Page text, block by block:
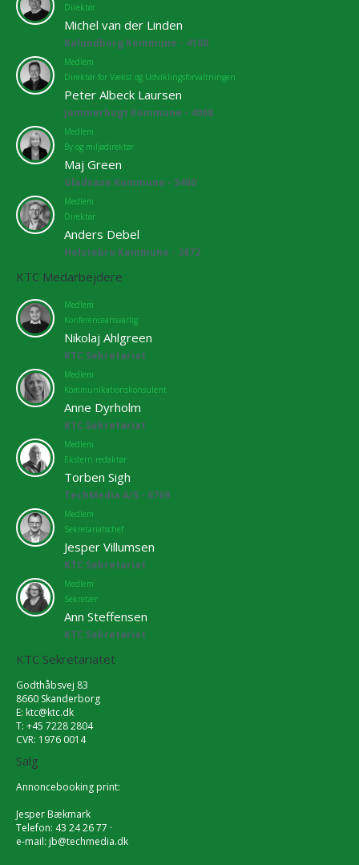
Direktør
Michel van der Linden
Kalundborg Kommune - 4108
Medlem
Direktør for Vækst og Udviklingsforvaltningen
Peter Albeck Laursen
Jammerbugt Kommune - 4068
Medlem
By og miljødirektør
Maj Green
Gladsaxe Kommune - 3460
Medlem
Direktør
Anders Debel
Holstebro Kommune - 3872
KTC Medarbejdere
Medlem
Konferenceansvarlig
Nikolaj Ahlgreen
KTC Sekretariat
Medlem
Kommunikationskonsulent
Anne Dyrholm
KTC Sekretariat
Medlem
Ekstern redaktør
Torben Sigh
TechMedia A/S - 6769
Medlem
Sekretariatschef
Jesper Villumsen
KTC Sekretariat
Medlem
Sekretær
Ann Steffensen
KTC Sekretariat
KTC Sekretariatet
Godthåbsvej 83
8660 Skanderborg
E: ktc@ktc.dk
T: +45 7228 2804
CVR: 1976 0014
Salg
Annoncebooking print:
Jesper Bækmark
Telefon: 43 24 26 77 ·
e-mail: jb@techmedia.dk